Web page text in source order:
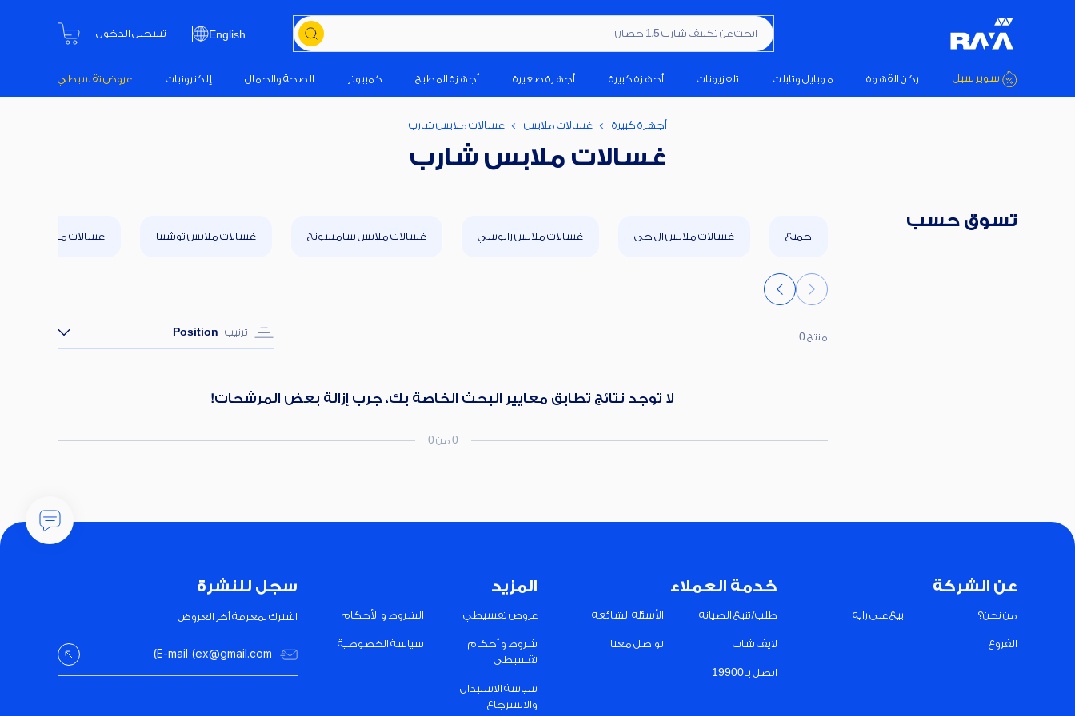
ابحث عن تكييف شارب 1.5 حصان English تسجيل الدخول
سوبر سيل ركن القهوة موبايل وتابلت تلفزيونات أجهزة كبيرة أجهزة صغيرة أجهزة المطبخ كمبيوتر الصحة والجمال إلكترونيات عروض تقسيطي
أجهزة كبيرة غسالات ملابس غسالات ملابس شارب
غسالات ملابس شارب
تسوق حسب
جميع غسالات ملابس ال جى غسالات ملابس زانوسي غسالات ملابس سامسونج غسالات ملابس توشيبا غسالات ملابس فريش
منتج 0 ترتيب Position
لا توجد نتائج تطابق معايير البحث الخاصة بك، جرب إزالة بعض المرشحات!
0 من 0
عن الشركة
من نحن؟ بيع على راية
الفروع
خدمة العملاء
طلب/تتبع الصيانة الأسئلة الشائعة
لايف شات تواصل معنا
اتصل بـ 19900
المزيد
عروض تقسيطي الشروط و الأحكام
شروط و أحكام
تقسيطي
سياسة الخصوصية
سياسة الاستبدال
والاسترجاع
سجل للنشرة
اشترك لمعرفة أخر العروض